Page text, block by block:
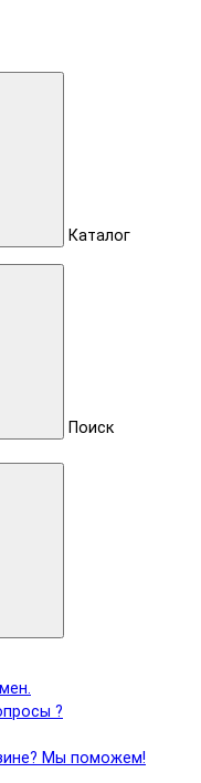
Каталог
Поиск
?
Мы поможем!